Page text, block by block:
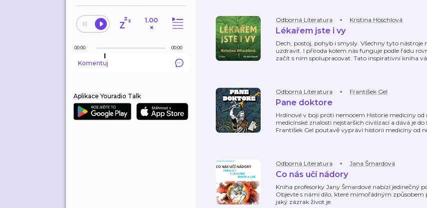
1.00
×
00:00 00:00
Komentuj
Aplikace Youradio Talk
Odborná Literatura Kristina Höschlová
Lékařem jste i vy
Dech, postoj, pohyb i smysly. Všechny tyto nástroje
uzdravit. I příroda kolem nás funguje podle řádu
začít s ním spolupracovat. Tato inspirativní kniha
Odborná Literatura František Gel
Pane doktore
Hrdinové v boji proti nemocem Historie medicíny
medicínské znalosti nejstarších civilizací a dává je
František Gel poutavě vypráví historii medicíny od
Odborná Literatura Jana Šmardová
Co nás učí nádory
Kniha profesorky Jany Šmardové nabízí jedinečný
Objevte s námi dílo, které mimořádným
jaký zázrak život je.